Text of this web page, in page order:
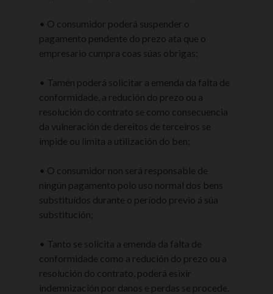
• O consumidor poderá suspender o
pagamento pendente do prezo ata que o
empresario cumpra coas súas obrigas;
• Tamén poderá solicitar a emenda da falta de
conformidade, a redución do prezo ou a
resolución do contrato se como consecuencia
da vulneración de dereitos de terceiros se
impide ou limita a utilización do ben;
• O consumidor non será responsable de
ningún pagamento polo uso normal dos bens
substituídos durante o período previo á súa
substitución;
• Tanto se solicita a emenda da falta de
conformidade como a redución do prezo ou a
resolución do contrato, poderá esixir
indemnización por danos e perdas se procede.